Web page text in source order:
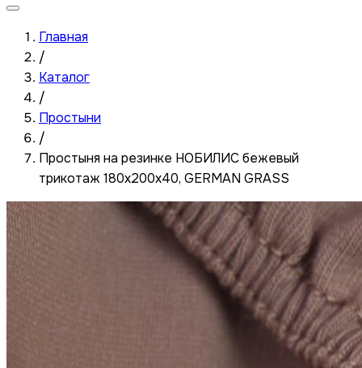
Главная
/
Каталог
/
Простыни
/
Простыня на резинке НОБИЛИС бежевый
трикотаж 180x200x40, GERMAN GRASS